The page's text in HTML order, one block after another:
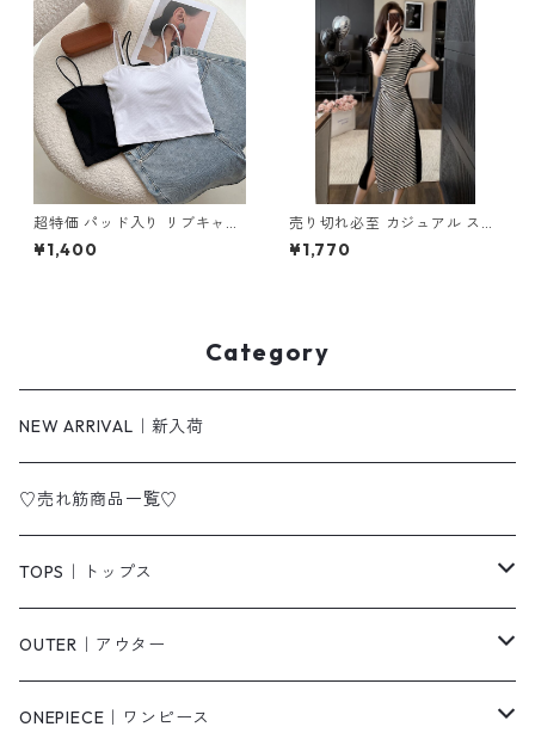
超特価 パッド入り リブキャミ
ソール m-446
¥1,400
売り切れ必至 カジュアル スト
ライプ柄 切り替え ワンピース
m-277
¥1,770
Category
NEW ARRIVAL｜新入荷
♡売れ筋商品一覧♡
TOPS｜トップス
Tシャツ/カットソー
シャツ/ブラウス
OUTER｜アウター
ジャケット/ブルゾン
ONEPIECE｜ワンピース